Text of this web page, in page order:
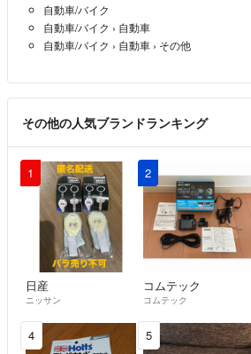
自動車/バイク
自動車/バイク › 自動車
自動車/バイク › 自動車 › その他
その他の人気ブランドランキング
1
日産
ニッサン
2
コムテック
コムテック
4 5